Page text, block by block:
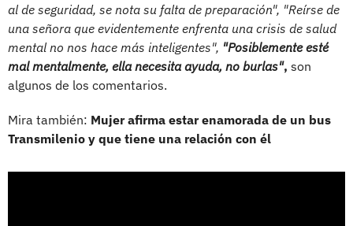
al de seguridad, se nota su falta de preparación", "Reírse de
una señora que evidentemente enfrenta una crisis de salud
mental no nos hace más inteligentes", "Posiblemente esté
mal mentalmente, ella necesita ayuda, no burlas", son
algunos de los comentarios.
Mira también: Mujer afirma estar enamorada de un bus
Transmilenio y que tiene una relación con él